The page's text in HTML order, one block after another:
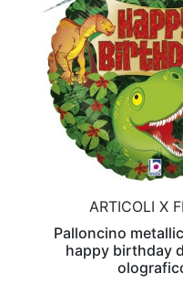
ARTICOLI X
Palloncino
happy birthday